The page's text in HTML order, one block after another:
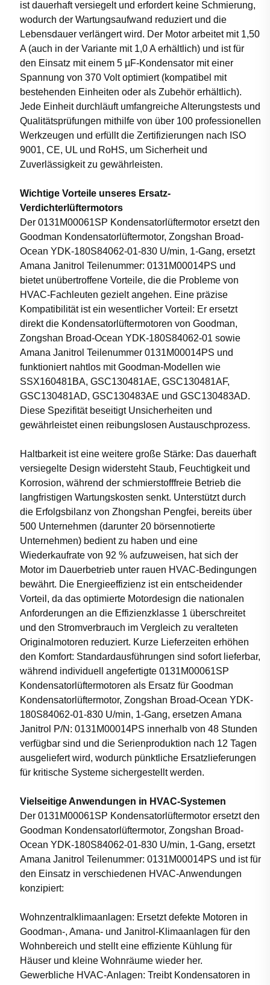
ist dauerhaft versiegelt und erfordert keine Schmierung,
wodurch der Wartungsaufwand reduziert und die
Lebensdauer verlängert wird. Der Motor arbeitet mit 1,50
A (auch in der Variante mit 1,0 A erhältlich) und ist für
den Einsatz mit einem 5 µF-Kondensator mit einer
Spannung von 370 Volt optimiert (kompatibel mit
bestehenden Einheiten oder als Zubehör erhältlich).
Jede Einheit durchläuft umfangreiche Alterungstests und
Qualitätsprüfungen mithilfe von über 100 professionellen
Werkzeugen und erfüllt die Zertifizierungen nach ISO
9001, CE, UL und RoHS, um Sicherheit und
Zuverlässigkeit zu gewährleisten.
Wichtige Vorteile unseres Ersatz-
Verdichterlüftermotors
Der 0131M00061SP Kondensatorlüftermotor ersetzt den
Goodman Kondensatorlüftermotor, Zongshan Broad-
Ocean YDK-180S84062-01-830 U/min, 1-Gang, ersetzt
Amana Janitrol Teilenummer: 0131M00014PS und
bietet unübertroffene Vorteile, die die Probleme von
HVAC-Fachleuten gezielt angehen. Eine präzise
Kompatibilität ist ein wesentlicher Vorteil: Er ersetzt
direkt die Kondensatorlüftermotoren von Goodman,
Zongshan Broad-Ocean YDK-180S84062-01 sowie
Amana Janitrol Teilenummer 0131M00014PS und
funktioniert nahtlos mit Goodman-Modellen wie
SSX160481BA, GSC130481AE, GSC130481AF,
GSC130481AD, GSC130483AE und GSC130483AD.
Diese Spezifität beseitigt Unsicherheiten und
gewährleistet einen reibungslosen Austauschprozess.
Haltbarkeit ist eine weitere große Stärke: Das dauerhaft
versiegelte Design widersteht Staub, Feuchtigkeit und
Korrosion, während der schmierstofffreie Betrieb die
langfristigen Wartungskosten senkt. Unterstützt durch
die Erfolgsbilanz von Zhongshan Pengfei, bereits über
500 Unternehmen (darunter 20 börsennotierte
Unternehmen) bedient zu haben und eine
Wiederkaufrate von 92 % aufzuweisen, hat sich der
Motor im Dauerbetrieb unter rauen HVAC-Bedingungen
bewährt. Die Energieeffizienz ist ein entscheidender
Vorteil, da das optimierte Motordesign die nationalen
Anforderungen an die Effizienzklasse 1 überschreitet
und den Stromverbrauch im Vergleich zu veralteten
Originalmotoren reduziert. Kurze Lieferzeiten erhöhen
den Komfort: Standardausführungen sind sofort lieferbar,
während individuell angefertigte 0131M00061SP
Kondensatorlüftermotoren als Ersatz für Goodman
Kondensatorlüftermotor, Zongshan Broad-Ocean YDK-
180S84062-01-830 U/min, 1-Gang, ersetzen Amana
Janitrol P/N: 0131M00014PS innerhalb von 48 Stunden
verfügbar sind und die Serienproduktion nach 12 Tagen
ausgeliefert wird, wodurch pünktliche Ersatzlieferungen
für kritische Systeme sichergestellt werden.
Vielseitige Anwendungen in HVAC-Systemen
Der 0131M00061SP Kondensatorlüftermotor ersetzt den
Goodman Kondensatorlüftermotor, Zongshan Broad-
Ocean YDK-180S84062-01-830 U/min, 1-Gang, ersetzt
Amana Janitrol Teilenummer: 0131M00014PS und ist für
den Einsatz in verschiedenen HVAC-Anwendungen
konzipiert:
Wohnzentralklimaanlagen: Ersetzt defekte Motoren in
Goodman-, Amana- und Janitrol-Klimaanlagen für den
Wohnbereich und stellt eine effiziente Kühlung für
Häuser und kleine Wohnräume wieder her.
Gewerbliche HVAC-Anlagen: Treibt Kondensatoren in